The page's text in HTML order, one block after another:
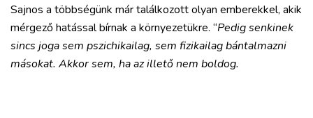
Sajnos a többségünk már találkozott olyan emberekkel, akik
mérgező hatással bírnak a környezetükre. “Pedig senkinek
sincs joga sem pszichikailag, sem fizikailag bántalmazni
másokat. Akkor sem, ha az illető nem boldog.